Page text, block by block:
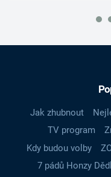
Jak zhubnout
TV program
Kdy budou volby
7 pádů Honzy